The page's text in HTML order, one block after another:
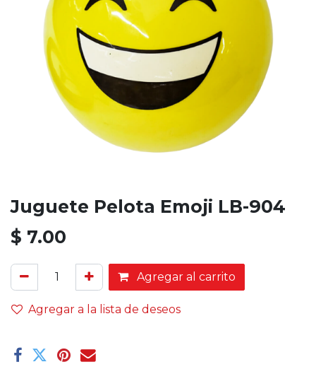
Juguete Pelota Emoji LB-904
$ 7.00
Agregar al carrito
Agregar a la lista de deseos